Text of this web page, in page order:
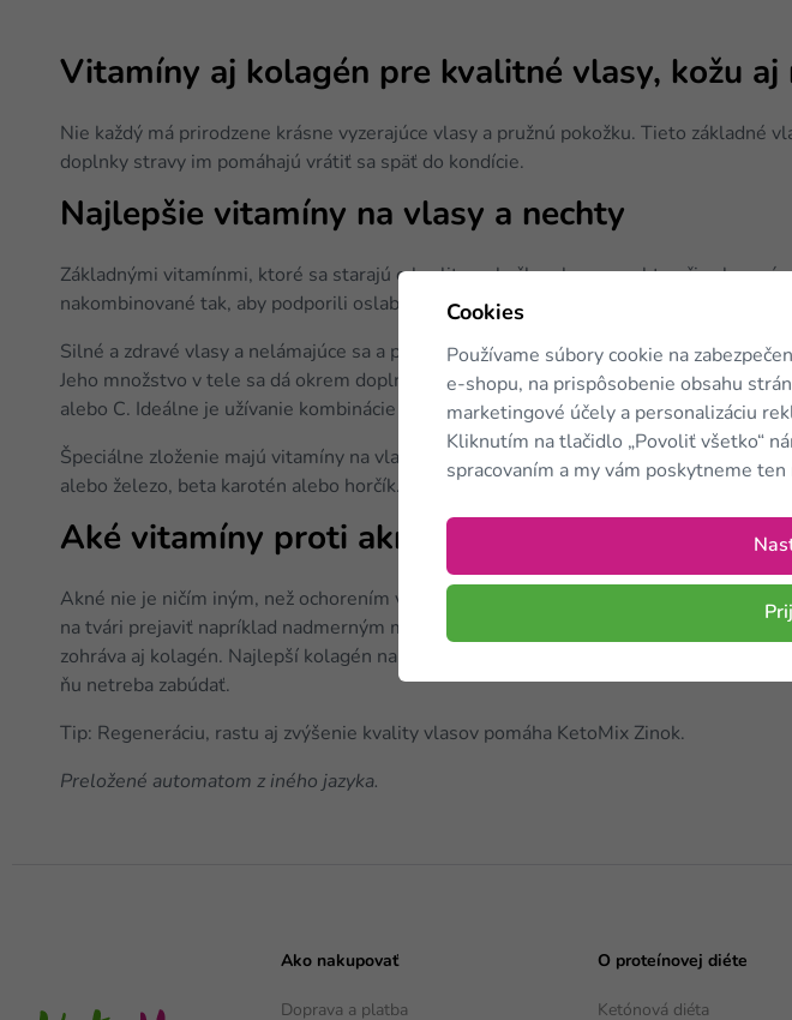
Vitamíny aj kolagén pre kvalitné vlasy, kožu aj
Nie každý má prirodzene krásne vyzerajúce vlasy a pružnú pokožku. Tieto základné
doplnky stravy im pomáhajú vrátiť sa späť do kondície.
Najlepšie vitamíny na vlasy a nechty
Základnými vitamínmi, ktoré sa starajú o kvalitu pokožky, vlasov nechtov či zubov
nakombinované tak, aby podporili oslabené časti tela. Nutná je ich pravidelná
Silné a zdravé vlasy a nelámajúce sa a pevné nechty. To zaisťuje kombinácia
Jeho množstvo v tele sa dá okrem doplnkov stravy zvýšiť aj pravidelnou
alebo C. Ideálne je užívanie kombinácie vitamínov, ktoré sú pre nechty či vlasy už
Špeciálne zloženie majú vitamíny na vlasy proti vypadávaniu. Aj tu sa oplatí staviť
alebo železo, beta karotén alebo horčík. Zabúdať by sa opäť nemalo ani na vyváženú
Aké vitamíny proti akné a aké vitamíny na
Akné nie je ničím iným, než ochorením vznikajúcim kvôli mazovým žľazám. Účinne s
na tvári prejaviť napríklad nadmerným množstvom tvorby kožného mazu. Dokonale
zohráva aj kolagén. Najlepší kolagén na pleť účinne bojuje proti starnutiu a
ňu netreba zabúdať.
Tip: Regeneráciu, rastu aj zvýšenie kvality vlasov pomáha KetoMix Zinok.
Preložené automatom z iného jazyka.
Ako nakupovať
Doprava a platba
O proteínovej diéte
Ketónová diéta
Cookies
Používame súbory cookie na
e-shopu, na prispôsobenie obsahu
marketingové účely a personalizáciu
Kliknutím na tlačidlo „Povoliť všetko“
spracovaním a my vám poskytneme ten